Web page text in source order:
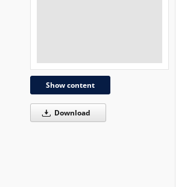
Show content
Download